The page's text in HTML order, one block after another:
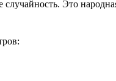
Это